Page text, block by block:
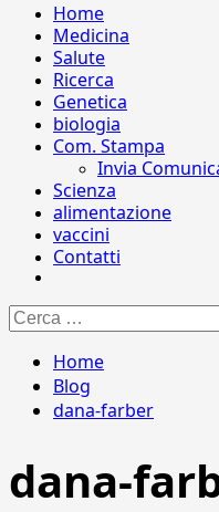
Home
Medicina
Salute
Ricerca
Genetica
biologia
Com. Stampa
Invia
Scienza
alimentazione
vaccini
Contatti
Ricerca
per:
Home
Blog
dana-farber
dana-